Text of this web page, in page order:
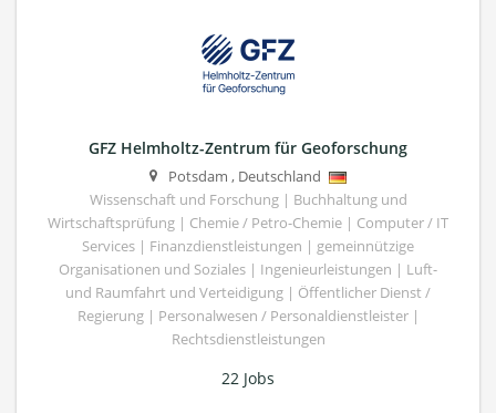
GFZ Helmholtz-Zentrum für Geoforschung
Potsdam , Deutschland
Wissenschaft und Forschung | Buchhaltung und
Wirtschaftsprüfung | Chemie / Petro-Chemie | Computer / IT
Services | Finanzdienstleistungen | gemeinnützige
Organisationen und Soziales | Ingenieurleistungen | Luft-
und Raumfahrt und Verteidigung | Öffentlicher Dienst /
Regierung | Personalwesen / Personaldienstleister |
Rechtsdienstleistungen
22 Jobs